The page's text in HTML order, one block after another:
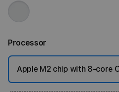
Processor
Apple M2 chip with 8‑core